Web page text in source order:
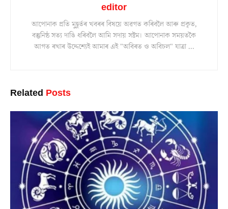
editor
আপোনাক প্ৰতি মুহূৰ্তৰ খবৰৰ বিষয়ে অৱগত কৰিবলৈ আৰু প্ৰকৃত,
বস্তুনিষ্ঠ সত্য দাঙি ধৰিবলৈ আমি সদায় সষ্টম। আপোনাক সময়তকৈ
আগত ৰখাৰ উদ্দেশ্যেই আমাৰ এই "অবিৰত ও অবিচল" যাত্ৰা ...
Related Posts